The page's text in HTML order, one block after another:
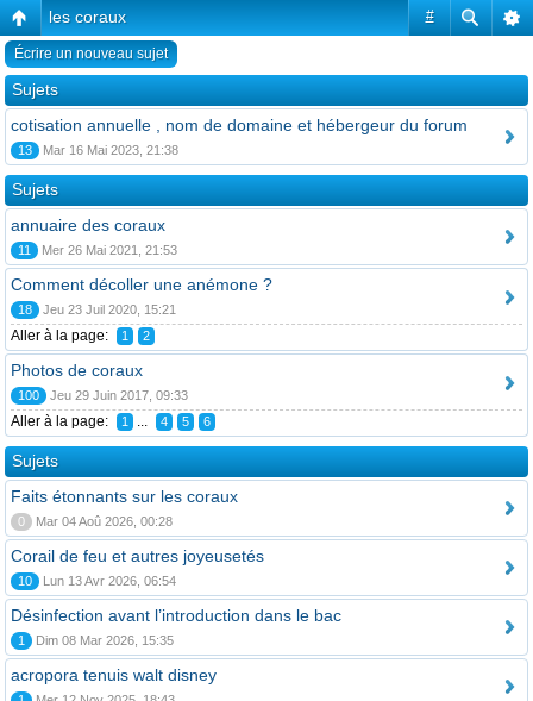
#
les coraux
Écrire un nouveau sujet
Sujets
cotisation annuelle , nom de domaine et hébergeur du forum
13 Mar 16 Mai 2023, 21:38
Sujets
annuaire des coraux
11 Mer 26 Mai 2021, 21:53
Comment décoller une anémone ?
18 Jeu 23 Juil 2020, 15:21
Aller à la page: 1 2
Photos de coraux
100 Jeu 29 Juin 2017, 09:33
Aller à la page: 1 ... 4 5 6
Sujets
Faits étonnants sur les coraux
0 Mar 04 Aoû 2026, 00:28
Corail de feu et autres joyeusetés
10 Lun 13 Avr 2026, 06:54
Désinfection avant l’introduction dans le bac
1 Dim 08 Mar 2026, 15:35
acropora tenuis walt disney